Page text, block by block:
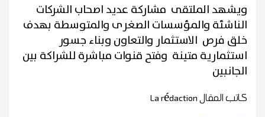
ويشهد الملتقى مشاركة عديد اصحاب الشركات
الناشئة والمؤسسات الصغرى والمتوسطة بهدف
خلق فرص الاستثمار والتعاون وبناء جسور
استثمارية متينة وفتح قنوات مباشرة للشراكة بين
الجانبين
كاتب المقالLa rédaction